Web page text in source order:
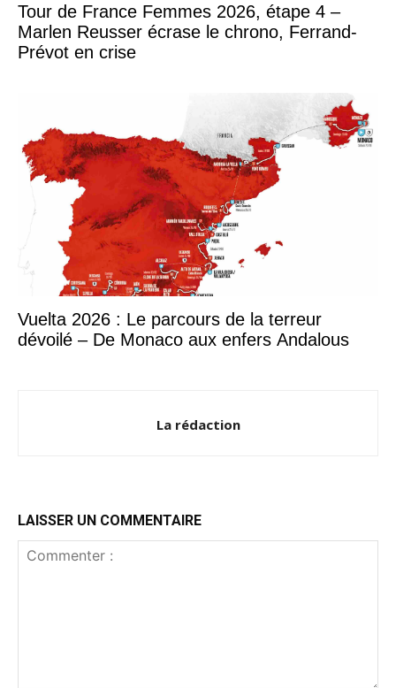
Tour de France Femmes 2026, étape 4 –
Marlen Reusser écrase le chrono, Ferrand-
Prévot en crise
Vuelta 2026 : Le parcours de la terreur
dévoilé – De Monaco aux enfers Andalous
La rédaction
LAISSER UN COMMENTAIRE